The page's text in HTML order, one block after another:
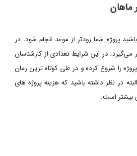
ماهان
پروژه شما زودتر از موعد انجام شود، در
می‌گیرد. در این شرایط تعدادی از کارشناسان
را شروع کرده و در طی کوتاه ترین زمان
در نظر داشته باشید که هزینه پروژه های
بیشتر است.